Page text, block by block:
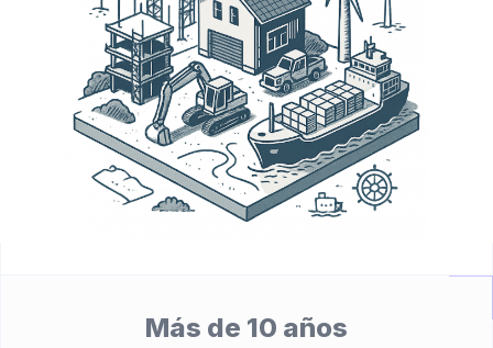
Más de 10 años